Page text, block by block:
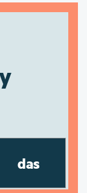
das